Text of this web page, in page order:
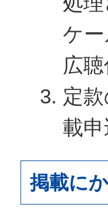
ケ
広
定
載
掲載に